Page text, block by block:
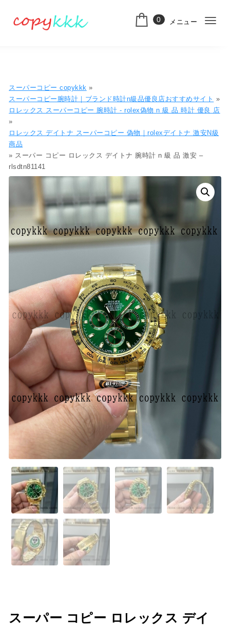
0 メニュー
ナ
シ
ン
り
替
スーパーコピー copykkk »
スーパーコピー腕時計｜ブランド時計n級品優良店おすすめサイト »
ロレックス スーパーコピー 腕時計 - rolex偽物​ n 級 品 時計​ 優良 店
»
ロレックス デイトナ スーパーコピー 偽物​｜rolexデイトナ 激安N級
商品​
» スーパー コピー ロレックス デイトナ 腕時計 n 級 品 激安 –
rlsdtn81141
スーパー コピー ロレックス デイ